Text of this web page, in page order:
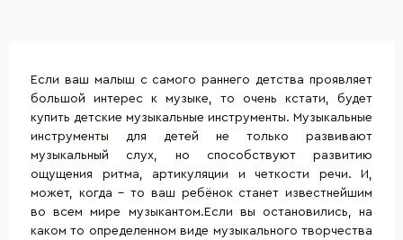
Если ваш малыш с самого раннего детства проявляет
большой интерес к музыке, то очень кстати, будет
купить детские музыкальные инструменты. Музыкальные
инструменты для детей не только развивают
музыкальный слух, но способствуют развитию
ощущения ритма, артикуляции и четкости речи. И,
может, когда - то ваш ребёнок станет известнейшим
во всем мире музыкантом.Если вы остановились, на
каком то определенном виде музыкального творчества